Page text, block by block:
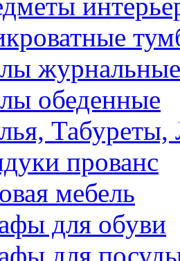
журнальные
обеденные
Табуреты,
прованс
мебель
для обуви